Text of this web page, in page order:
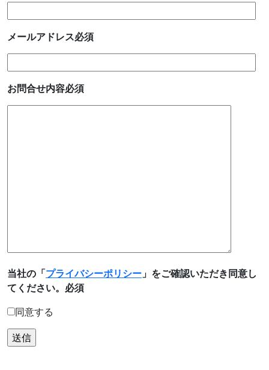
メールアドレス必須
お問合せ内容必須
当社の「プライバシーポリシー 」をご確認いただき同意し
てください。 必須
同意する